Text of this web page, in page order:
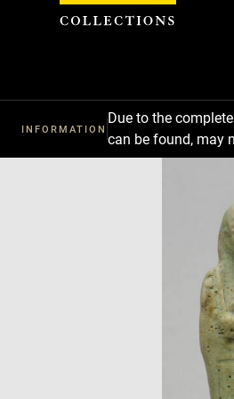
INFORMATION
Due to the
can be found, may
Cookies management panel